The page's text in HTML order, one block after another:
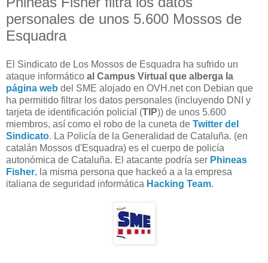
personales de unos 5.600 Mossos de
Esquadra
El Sindicato de Los Mossos de Esquadra ha sufrido un
ataque informático al Campus Virtual que alberga la
página web del SME alojado en OVH.net con Debian que
ha permitido filtrar los datos personales (incluyendo DNI y
tarjeta de identificación policial (TIP)) de unos 5.600
miembros, así como el robo de la cuneta de Twitter del
Sindicato. La Policía de la Generalidad de Cataluña. (en
catalán Mossos d'Esquadra) es el cuerpo de policía
autonómica de Cataluña. El atacante podría ser Phineas
Fisher, la misma persona que hackeó a a la empresa
italiana de seguridad informática Hacking Team.